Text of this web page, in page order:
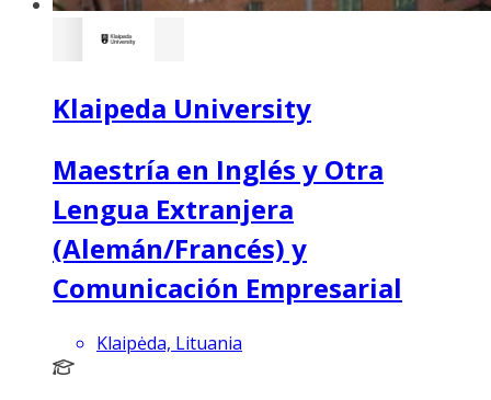
Klaipeda University
Maestría en Inglés y Otra
Lengua Extranjera
(Alemán/Francés) y
Comunicación Empresarial
Klaipėda, Lituania